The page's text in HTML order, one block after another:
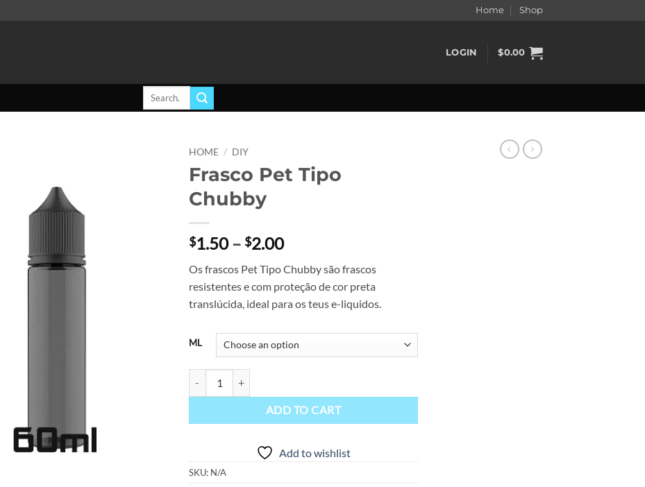
Home Shop
LOGIN $0.00
Search
HOME / DIY
Frasco Pet Tipo
Chubby
$1.50 – $2.00Price
$1.50
through
$2.00
Os frascos Pet Tipo Chubby são frascos
resistentes e com proteção de cor preta
translúcida, ideal para os teus e-liquidos.
ML
ADD TO CART
Add to wishlist
SKU: N/A